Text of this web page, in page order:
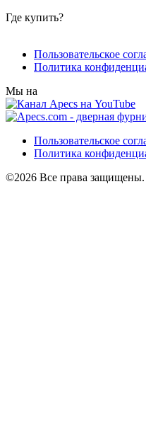
Где купить?
Пользовательское
Политика
Мы на
Пользовательское
Политика
©2026 Все права